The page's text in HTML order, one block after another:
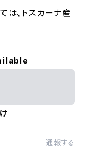
は、トスカーナ産
通報する